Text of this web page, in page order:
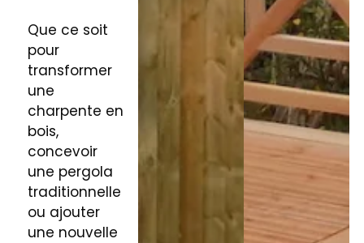
Que ce soit
pour
transformer
une
charpente en
bois,
concevoir
une pergola
traditionnelle
ou ajouter
une nouvelle